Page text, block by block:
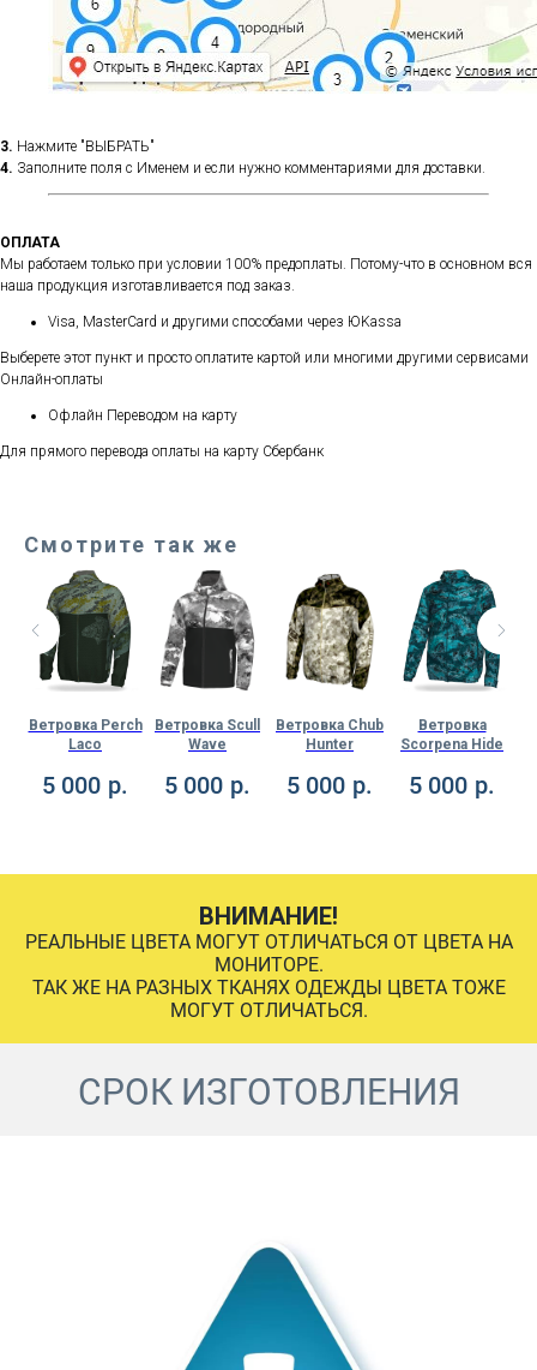
3. Нажмите "ВЫБРАТЬ"
4. Заполните поля с Именем и если нужно комментариями для доставки.
ОПЛАТА
Мы работаем только при условии 100% предоплаты. Потому-что в основном вся
наша продукция изготавливается под заказ.
Visa, MasterCard и другими способами через ЮKassa
Выберете этот пункт и просто оплатите картой или многими другими сервисами
Онлайн-оплаты
Офлайн Переводом на карту
Для прямого перевода оплаты на карту Сбербанк
Смотрите так же
Ветровка Perch
Laco
5 000 р.
Ветровка Scull
Wave
5 000 р.
Ветровка Chub
Hunter
5 000 р.
Ветровка
Scorpena Hide
5 000 р.
ВНИМАНИЕ!
РЕАЛЬНЫЕ ЦВЕТА МОГУТ ОТЛИЧАТЬСЯ ОТ ЦВЕТА НА
МОНИТОРЕ.
ТАК ЖЕ НА РАЗНЫХ ТКАНЯХ ОДЕЖДЫ ЦВЕТА ТОЖЕ
МОГУТ ОТЛИЧАТЬСЯ.
СРОК ИЗГОТОВЛЕНИЯ